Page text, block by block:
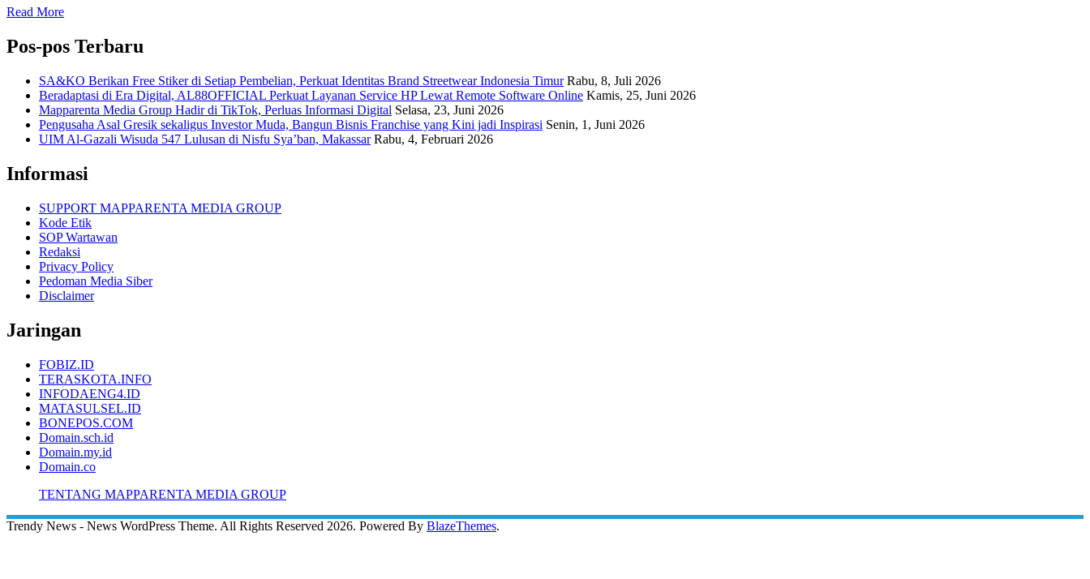
Read More
Pos-pos Terbaru
SA&KO Berikan Free Stiker di Setiap Pembelian, Perkuat Identitas Brand Streetwear Indonesia Timur Rabu, 8, Juli 2026
Beradaptasi di Era Digital, AL88OFFICIAL Perkuat Layanan Service HP Lewat Remote Software Online Kamis, 25, Juni 2026
Mapparenta Media Group Hadir di TikTok, Perluas Informasi Digital Selasa, 23, Juni 2026
Pengusaha Asal Gresik sekaligus Investor Muda, Bangun Bisnis Franchise yang Kini jadi Inspirasi Senin, 1, Juni 2026
UIM Al-Gazali Wisuda 547 Lulusan di Nisfu Sya’ban, Makassar Rabu, 4, Februari 2026
Informasi
SUPPORT MAPPARENTA MEDIA GROUP
Kode Etik
SOP Wartawan
Redaksi
Privacy Policy
Pedoman Media Siber
Disclaimer
Jaringan
FOBIZ.ID
TERASKOTA.INFO
INFODAENG4.ID
MATASULSEL.ID
BONEPOS.COM
Domain.sch.id
Domain.my.id
Domain.co
TENTANG MAPPARENTA MEDIA GROUP
Trendy News - News WordPress Theme. All Rights Reserved 2026. Powered By BlazeThemes.